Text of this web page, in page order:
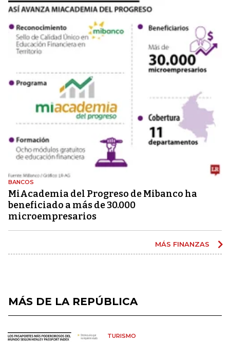
BANCOS
MiAcademia del Progreso de Mibanco ha
beneficiado a más de 30.000
microempresarios
MÁS FINANZAS
MÁS DE LA REPÚBLICA
TURISMO